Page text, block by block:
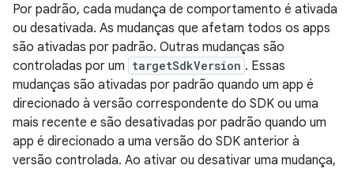
Por padrão, cada mudança de comportamento é ativada
ou desativada. As mudanças que afetam todos os apps
são ativadas por padrão. Outras mudanças são
controladas por um targetSdkVersion . Essas
mudanças são ativadas por padrão quando um app é
direcionado à versão correspondente do SDK ou uma
mais recente e são desativadas por padrão quando um
app é direcionado a uma versão do SDK anterior à
versão controlada. Ao ativar ou desativar uma mudança,